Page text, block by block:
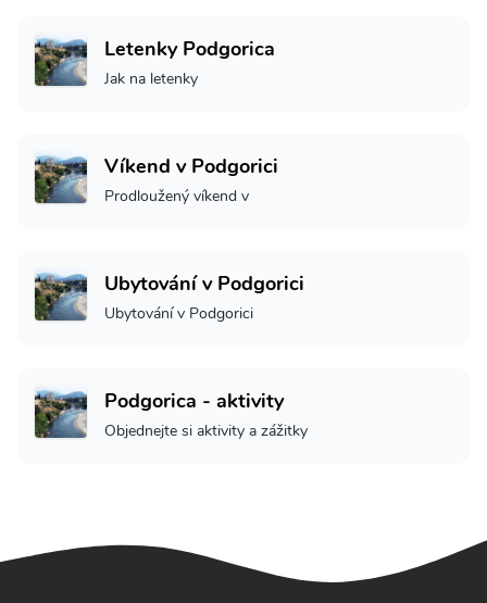
Letenky Podgorica
Jak na letenky
Víkend v Podgorici
Prodloužený víkend v
Ubytování v Podgorici
Ubytování v Podgorici
Podgorica - aktivity
Objednejte si aktivity a zážitky